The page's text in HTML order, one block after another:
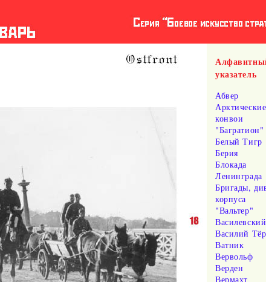
указатель
Абвер
Арктические
конвои
"Багратион"
Белый Тигр
Берия
Блокада
Ленинграда
Бригады,
корпуса
"Вальтер"
Василевский
Василий
Ватник
Вервольф
Верден
Вермахт